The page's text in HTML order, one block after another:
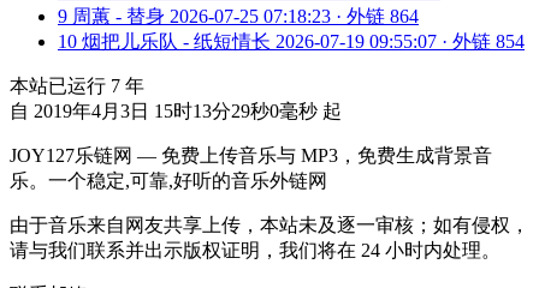
9 周蕙 - 替身 2026-07-25 07:18:23 · 外链 864
10 烟把儿乐队 - 纸短情长 2026-07-19 09:55:07 · 外链 854
本站已运行 7 年
自 2019年4月3日 15时13分29秒0毫秒 起
JOY127乐链网 — 免费上传音乐与 MP3，免费生成背景音
乐。一个稳定,可靠,好听的音乐外链网
由于音乐来自网友共享上传，本站未及逐一审核；如有侵权，
请与我们联系并出示版权证明，我们将在 24 小时内处理。